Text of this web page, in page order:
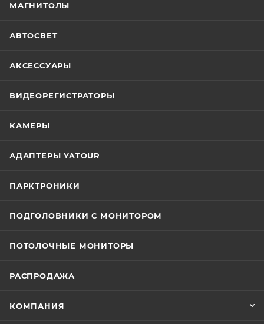
МАГНИТОЛЫ
АВТОСВЕТ
АКСЕССУАРЫ
ВИДЕОРЕГИСТРАТОРЫ
КАМЕРЫ
АДАПТЕРЫ YATOUR
ПАРКТРОНИКИ
ПОДГОЛОВНИКИ С МОНИТОРОМ
ПОТОЛОЧНЫЕ МОНИТОРЫ
РАСПРОДАЖА
КОМПАНИЯ